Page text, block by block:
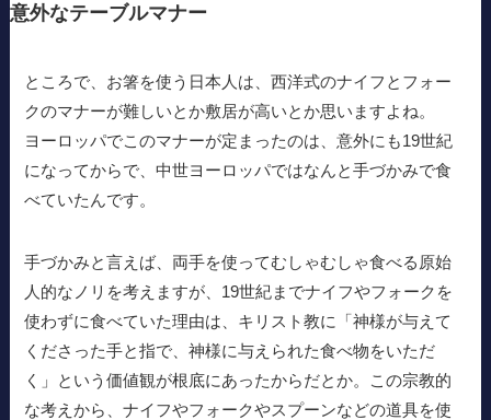
意外なテーブルマナー
ところで、お箸を使う日本人は、西洋式のナイフとフォー
クのマナーが難しいとか敷居が高いとか思いますよね。
ヨーロッパでこのマナーが定まったのは、意外にも19世紀
になってからで、中世ヨーロッパではなんと手づかみで食
べていたんです。
手づかみと言えば、両手を使ってむしゃむしゃ食べる原始
人的なノリを考えますが、19世紀までナイフやフォークを
使わずに食べていた理由は、キリスト教に「神様が与えて
くださった手と指で、神様に与えられた食べ物をいただ
く」という価値観が根底にあったからだとか。この宗教的
な考えから、ナイフやフォークやスプーンなどの道具を使